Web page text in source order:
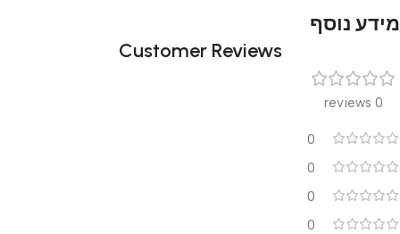
מידע נוסף
Customer Reviews
0 reviews
0
0
0
0